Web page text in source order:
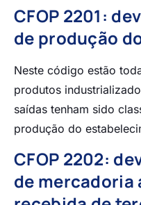
CFOP 2201:
de produção
Neste código estão
produtos
saídas tenham sido
produção do
CFOP 2202:
de mercadoria